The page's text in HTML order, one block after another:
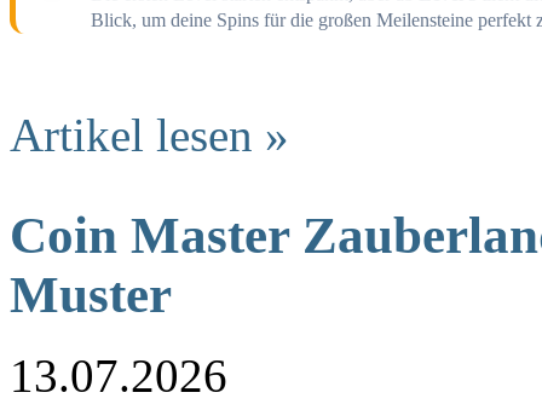
Blick, um deine Spins für die großen Meilensteine perfekt
Artikel lesen »
Coin Master
Muster
13.07.2026